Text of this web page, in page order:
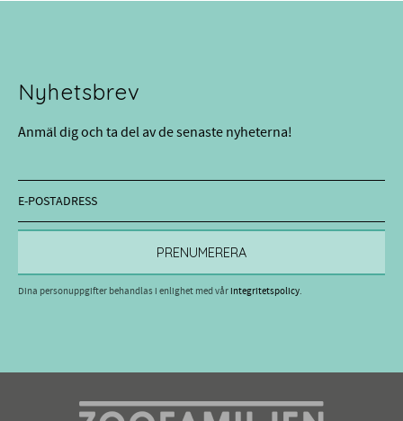
Nyhetsbrev
Anmäl dig och ta del av de senaste nyheterna!
PRENUMERERA
Dina personuppgifter behandlas i enlighet med vårintegritetspolicy.